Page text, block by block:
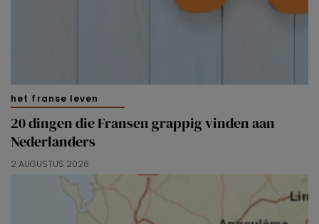
het franse leven
20 dingen die Fransen grappig vinden aan
Nederlanders
2 AUGUSTUS 2026